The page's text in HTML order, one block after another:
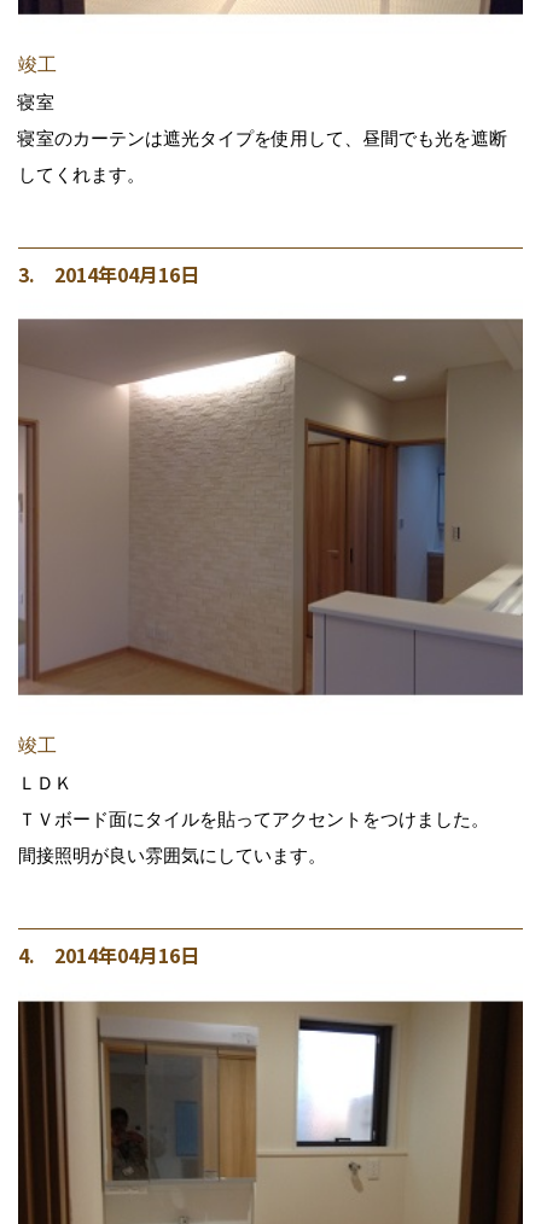
竣工
寝室
寝室のカーテンは遮光タイプを使用して、昼間でも光を遮断
してくれます。
3. 2014年04月16日
竣工
ＬＤＫ
ＴＶボード面にタイルを貼ってアクセントをつけました。
間接照明が良い雰囲気にしています。
4. 2014年04月16日